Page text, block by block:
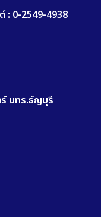
: 0-2549-4938
มทร.ธัญบุรี